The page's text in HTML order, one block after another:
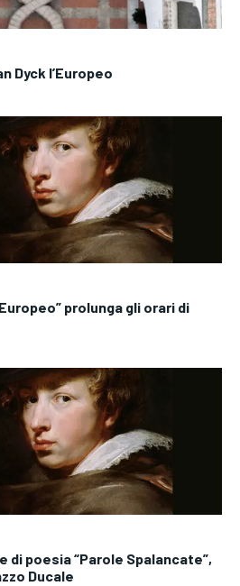
Dyck l’Europeo
prolunga gli orari di
di poesia “Parole Spalancate”,
Ducale